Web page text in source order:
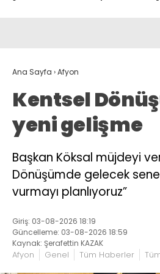
Ana Sayfa ›Afyon
Kentsel
yeni gelişme
Başkan Köksal müjdeyi
Dönüşümde gelecek sene
vurmayı planlıyoruz”
Giriş: 03-08-2026 18:19
Güncelleme: 03-08-2026 18:59
Kaynak: Şerafettin KAZAK
Afyon Genel Tüm Haberler